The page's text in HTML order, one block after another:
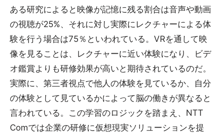
ある研究によると映像が記憶に残る割合は音声や動画
の視聴が25%、それに対し実際にレクチャーによる体
験を行う場合は75％といわれている。VRを通して映
像を見ることは、レクチャーに近い体験になり、ビデ
オ鑑賞よりも研修効果が高いと期待されているのだ。
実際に、第三者視点で他人の体験を見ているか、自分
の体験として見ているかによって脳の働きが異なると
言われている。この学習のロジックを踏まえ、NTT
Comでは企業の研修に仮想現実ソリューションを提